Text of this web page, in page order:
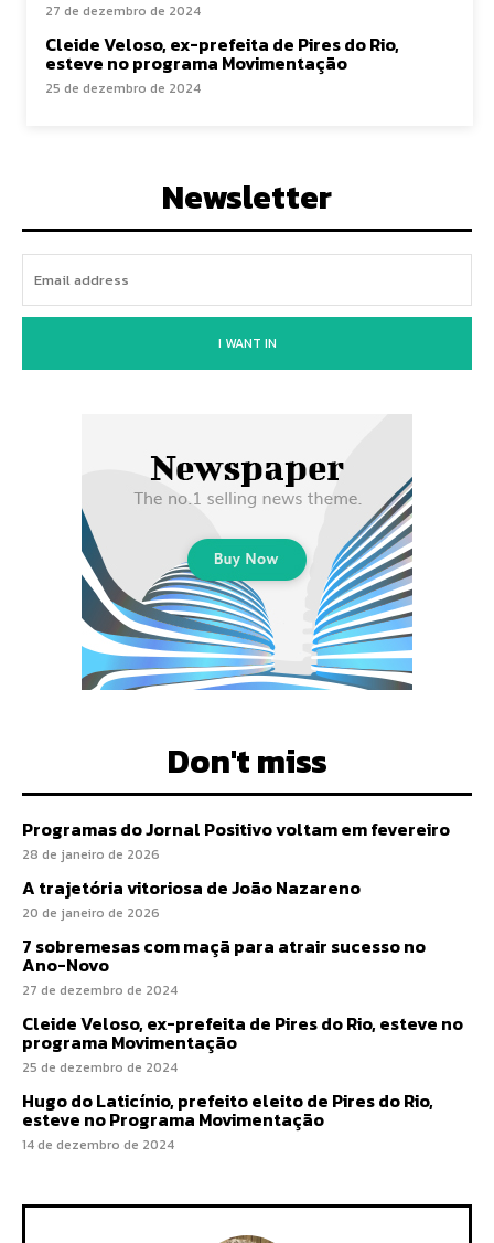
27 de dezembro de 2024
Cleide Veloso, ex-prefeita de Pires do Rio,
esteve no programa Movimentação
25 de dezembro de 2024
Newsletter
I WANT IN
Don't miss
Programas do Jornal Positivo voltam em fevereiro
28 de janeiro de 2026
A trajetória vitoriosa de João Nazareno
20 de janeiro de 2026
7 sobremesas com maçã para atrair sucesso no
Ano-Novo
27 de dezembro de 2024
Cleide Veloso, ex-prefeita de Pires do Rio, esteve no
programa Movimentação
25 de dezembro de 2024
Hugo do Laticínio, prefeito eleito de Pires do Rio,
esteve no Programa Movimentação
14 de dezembro de 2024